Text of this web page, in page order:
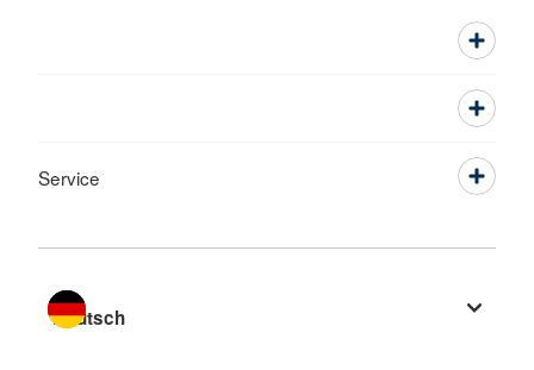
Service
Sprache wechseln zu